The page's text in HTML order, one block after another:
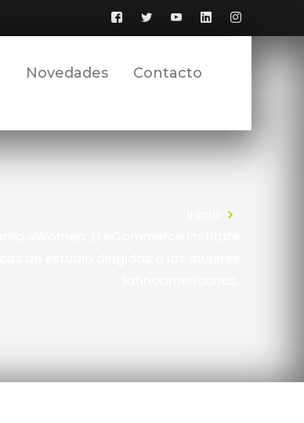
Facebook
Perfil
Twitter
Perfil
YouTube
Perfil
LinkedIn
PerfilPerfil
Novedades Contacto